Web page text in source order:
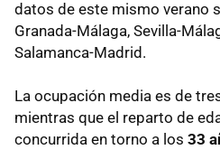
datos de este mismo verano
Granada-Málaga, Sevilla-
Salamanca-Madrid.
La ocupación media es de
mientras que el reparto de
concurrida en torno a los 33